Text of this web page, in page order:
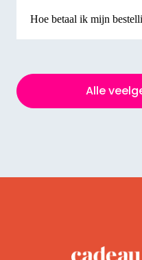
Hoe betaal ik mijn
Alle